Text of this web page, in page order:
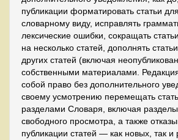
публикации форматировать статьи
словарному виду, исправлять
лексические ошибки, сокращать
на несколько статей, дополнять
других статей (включая
собственными материалами.
собой право без дополнительного
своему усмотрению перемещать
разделами Словаря, включая
свободного просмотра, а также
публикации статей — как новых, так и